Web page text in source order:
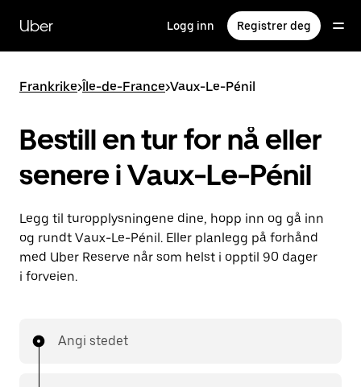
hovedinnholdet
Uber Logg inn Registrer deg
Frankrike>Île-de-France>Vaux-Le-Pénil
Bestill en tur for nå eller
senere i Vaux-Le-Pénil
Legg til turopplysningene dine, hopp inn og gå inn
og rundt Vaux-Le-Pénil. Eller planlegg på forhånd
med Uber Reserve når som helst i opptil 90 dager
i forveien.
Angi stedet